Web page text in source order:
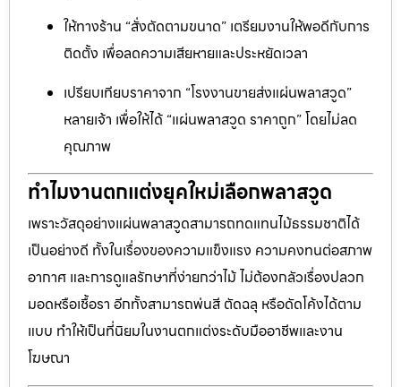
ให้ทางร้าน “สั่งตัดตามขนาด” เตรียมงานให้พอดีกับการ
ติดตั้ง เพื่อลดความเสียหายและประหยัดเวลา
เปรียบเทียบราคาจาก “โรงงานขายส่งแผ่นพลาสวูด”
หลายเจ้า เพื่อให้ได้ “แผ่นพลาสวูด ราคาถูก” โดยไม่ลด
คุณภาพ
ทำไมงานตกแต่งยุคใหม่เลือกพลาสวูด
เพราะวัสดุอย่างแผ่นพลาสวูดสามารถทดแทนไม้ธรรมชาติได้
เป็นอย่างดี ทั้งในเรื่องของความแข็งแรง ความคงทนต่อสภาพ
อากาศ และการดูแลรักษาที่ง่ายกว่าไม้ ไม่ต้องกลัวเรื่องปลวก
มอดหรือเชื้อรา อีกทั้งสามารถพ่นสี ตัดฉลุ หรือดัดโค้งได้ตาม
แบบ ทำให้เป็นที่นิยมในงานตกแต่งระดับมืออาชีพและงาน
โฆษณา